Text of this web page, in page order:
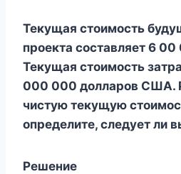
Текущая стоимость
проекта составляет 6
Текущая стоимость
000 000 долларов США.
чистую текущую
определите, следует ли
Решение